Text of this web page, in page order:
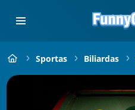
Sportas Biliardas